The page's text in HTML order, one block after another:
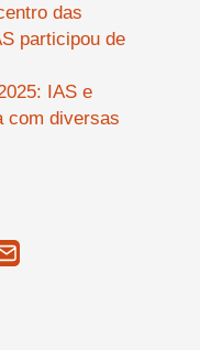
das
participou de
IAS e
com diversas